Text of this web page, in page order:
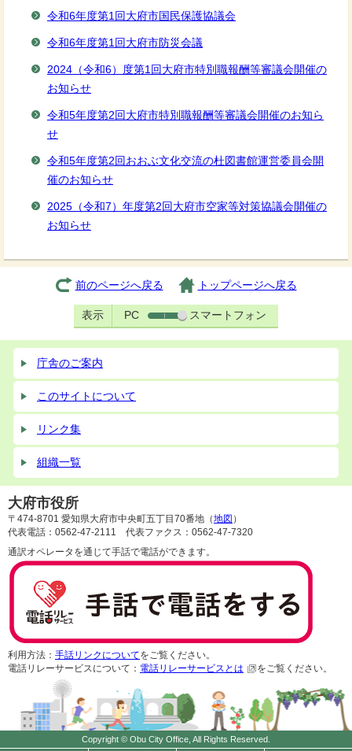
令和6年度第1回大府市国民保護協議会
令和6年度第1回大府市防災会議
2024（令和6）度第1回大府市特別職報酬等審議会開催の
お知らせ
令和5年度第2回大府市特別職報酬等審議会開催のお知ら
せ
令和5年度第2回おおぶ文化交流の杜図書館運営委員会開
催のお知らせ
2025（令和7）年度第2回大府市空家等対策協議会開催の
お知らせ
前のページへ戻る トップページへ戻る
表示 PC スマートフォン
庁舎のご案内
このサイトについて
リンク集
組織一覧
大府市役所
〒474-8701 愛知県大府市中央町五丁目70番地（地図 ）
代表電話：0562-47-2111 代表ファクス：0562-47-7320
通訳オペレータを通じて手話で電話ができます。
利用方法： 手話リンクについてをご覧ください。
電話リレーサービスについて： 電話リレーサービスとは をご覧ください。
Copyright © Obu City Office, All Rights Reserved.